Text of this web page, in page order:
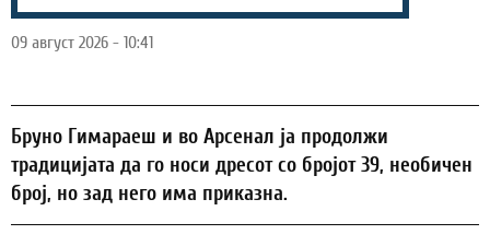
09 август 2026 - 10:41
Бруно Гимараеш и во Арсенал ја продолжи
традицијата да го носи дресот со бројот 39, необичен
број, но зад него има приказна.